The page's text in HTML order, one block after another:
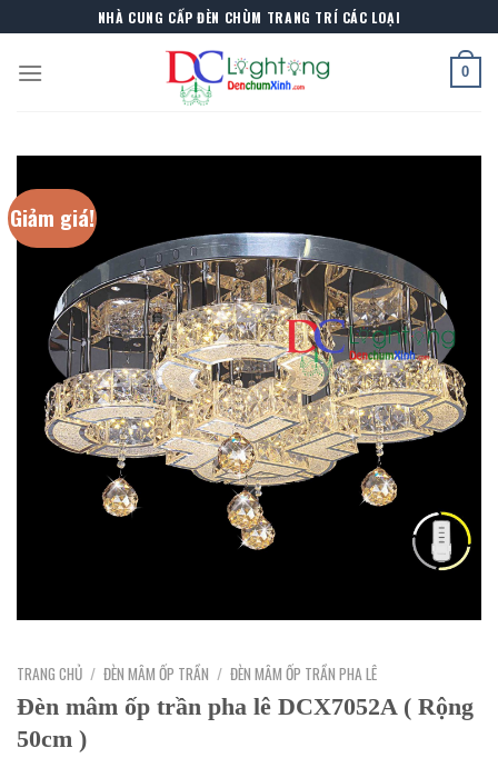
to
content
NHÀ CUNG CẤP ĐÈN CHÙM TRANG TRÍ CÁC LOẠI
0
Giảm giá!
TRANG CHỦ / ĐÈN MÂM ỐP TRẦN / ĐÈN MÂM ỐP TRẦN PHA LÊ
Đèn mâm ốp trần pha lê DCX7052A ( Rộng
50cm )